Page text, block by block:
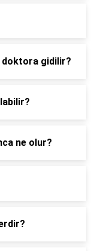
doktora gidilir?
ne olur?